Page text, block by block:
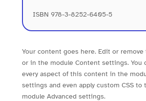
ISBN 978-3-8252-6405-5
Your content goes here. Edit or
or in the module Content settings. You
every aspect of this content in the
settings and even apply custom CSS
module Advanced settings.